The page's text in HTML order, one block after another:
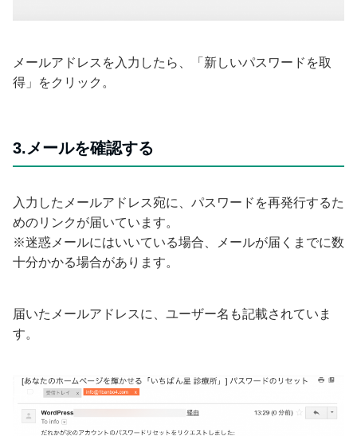
メールアドレスを入力したら、「新しいパスワードを取
得」をクリック。
3.メールを確認する
入力したメールアドレス宛に、パスワードを再発行するた
めのリンクが届いています。
※迷惑メールにはいいている場合、メールが届くまでに数
十分かかる場合があります。
届いたメールアドレスに、ユーザー名も記載されていま
す。